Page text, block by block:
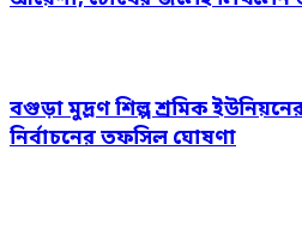
বগুড়া মুদ্রণ শিল্প শ্রমিক
নির্বাচনের তফসিল ঘোষণা